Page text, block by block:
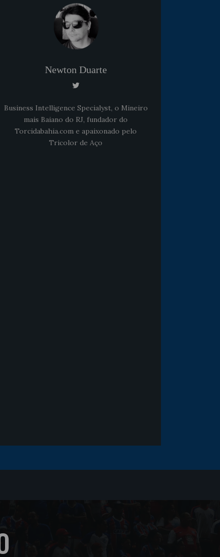
Newton Duarte
Business Intelligence Specialyst, o Mineiro
mais Baiano do RJ, fundador do
Torcidabahia.com e apaixonado pelo
Tricolor de Aço